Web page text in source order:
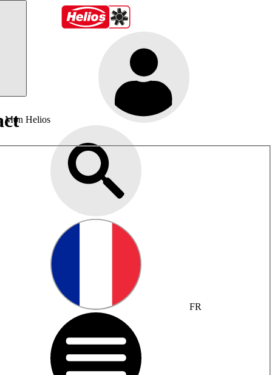
Mon Helios
FR